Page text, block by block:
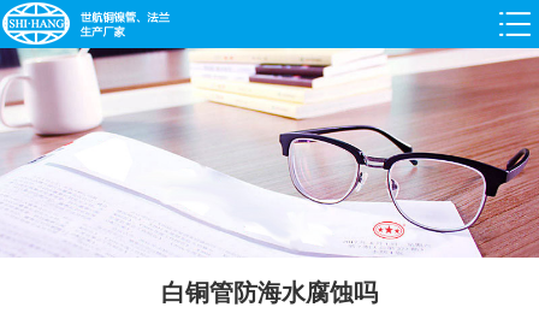
白铜管防海水腐蚀吗